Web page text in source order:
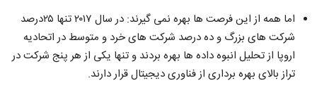
اما همه از این فرصت ها بهره نمی گیرند: در سال ۲۰۱۷ تنها ۲۵درصد
شرکت های بزرگ و ده درصد شرکت های خرد و متوسط در اتحادیه
اروپا از تحلیل انبوه داده ها بهره بردند و تنها یکی از هر پنج شرکت در
تراز بالای بهره برداری از فناوری دیجیتال قرار دارند.